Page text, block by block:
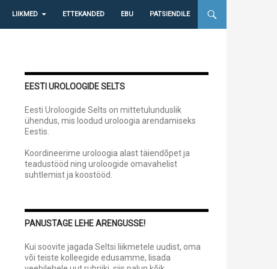
LIIKMED ETTEKANDED EBU PATSIENDILE
EESTI UROLOOGIDE SELTS
Eesti Uroloogide Selts on mittetulunduslik
ühendus, mis loodud uroloogia arendamiseks
Eestis.
Koordineerime uroloogia alast täiendõpet ja
teadustööd ning uroloogide omavahelist
suhtlemist ja koostööd.
PANUSTAGE LEHE ARENGUSSE!
Kui soovite jagada Seltsi liikmetele uudist, oma
või teiste kolleegide edusamme, lisada